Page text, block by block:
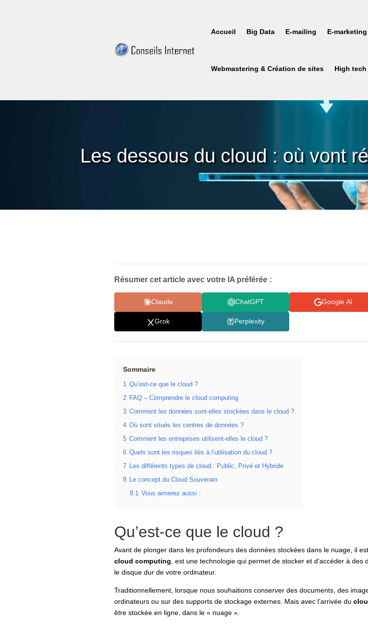
Accueil Big Data E-mailing E-
Webmastering & Création de sites High tech
Les dessous du cloud : où vont
Résumer cet article avec votre IA préférée :
Claude ChatGPT Google AI
Grok Perplexity
Sommaire
1
Qu’est-ce que le cloud ?
2 FAQ – Comprendre le cloud computing
3 Comment les données sont-elles stockées dans le cloud ?
4 Où sont situés les centres de données ?
5 Comment les entreprises utilisent-elles le cloud ?
6 Quels sont les risques liés à l’utilisation du cloud ?
7
Les différents types de cloud : Public, Privé et Hybride
8
Le concept du Cloud Souverain
8.1
Vous aimerez aussi :
Qu’est-ce que le cloud ?
Avant de plonger dans les profondeurs des données stockées dans le nuage, il
cloud computing , est une technologie qui permet de stocker et d’accéder à
le disque dur de votre ordinateur.
Traditionnellement, lorsque nous souhaitions conserver des documents, des
ordinateurs ou sur des supports de stockage externes. Mais avec l’arrivée du
être stockée en ligne, dans le « nuage ».